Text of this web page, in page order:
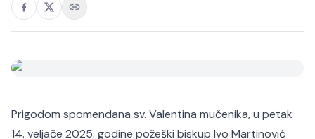
Prigodom spomendana sv. Valentina mučenika, u petak
14. veljače 2025. godine požeški biskup Ivo Martinović